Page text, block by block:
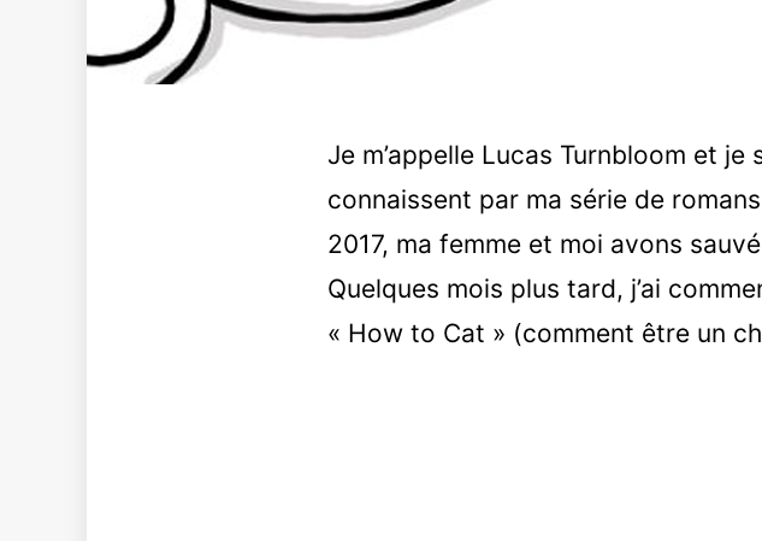
Je m’appelle Lucas Turnbloom et
connaissent par ma série de
2017, ma femme et moi avons
Quelques mois plus tard, j’ai
« How to Cat » (comment être un